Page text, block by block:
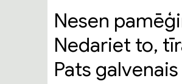
Nesen
Nedariet to,
Pats